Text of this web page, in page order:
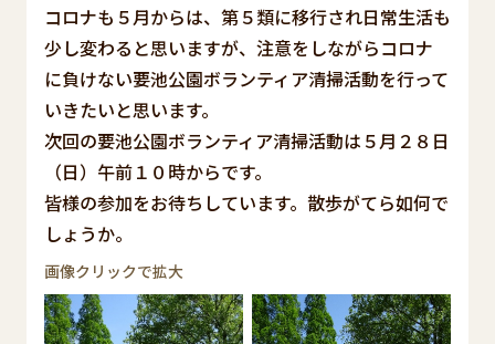
コロナも５月からは、第５類に移行され日常生活も
少し変わると思いますが、注意をしながらコロナ
に負けない要池公園ボランティア清掃活動を行って
いきたいと思います。
次回の要池公園ボランティア清掃活動は５月２８日
（日）午前１０時からです。
皆様の参加をお待ちしています。散歩がてら如何で
しょうか。
画像クリックで拡大